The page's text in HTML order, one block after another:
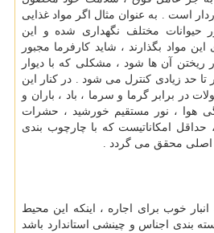
است . به عنوان مثال اگر مواد غذایی
حیوانات مختلف نگهداری شده و این
این مواد بگذارند ، شاید کارفرما مجبور
ریختن آن ها شود ، مشکلی که با دیوار
حد زیادی کنترل می شود . در کنار این
در برابر گرما و سرما ، باد ، باران و
هوا ، نور مستقیم خورشید ، حشرات
امکاناتیست که با چارچوب بندی
اصلی محقق می گردد .
خوب برای اجاره ، اینکه این محیط
بندی اجناس و چینشی استاندارد باشد